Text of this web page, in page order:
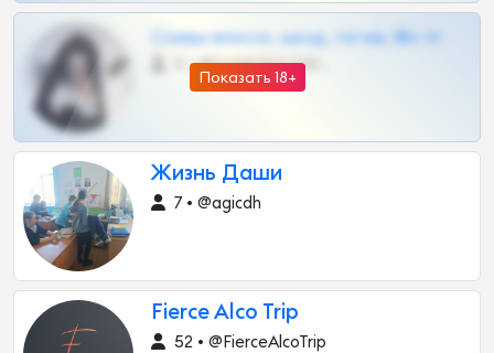
Показать 18+
Сливы вписок, шкод, теток, 18+ тг
0 •
Жизнь Даши
7 • @agicdh
Fierce Alco Trip
52 • @FierceAlcoTrip